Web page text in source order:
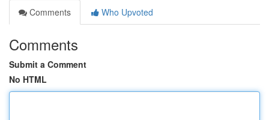
Comments
Who Upvoted
Comments
Submit a Comment
No HTML